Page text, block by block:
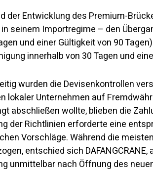
der Entwicklung des Premium-
seinem Importregime – den
und einer Gültigkeit von 90
innerhalb von 30 Tagen und
wurden die Devisenkontrollen
lokaler Unternehmen auf
abschließen wollte, blieben die
der Richtlinien erforderte eine
Vorschläge. Während die
entschied sich
unmittelbar nach Öffnung des